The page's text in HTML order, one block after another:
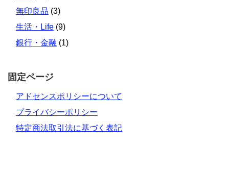
無印良品 (3)
生活・Life (9)
銀行・金融 (1)
固定ページ
アドセンスポリシーについて
プライバシーポリシー
特定商法取引法に基づく表記